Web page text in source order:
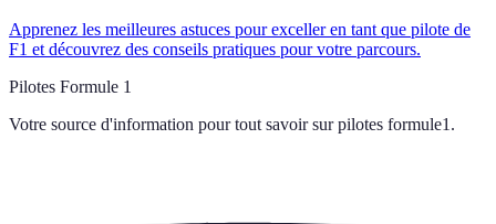
Apprenez les meilleures astuces pour exceller en tant que pilote de
F1 et découvrez des conseils pratiques pour votre parcours.
Pilotes Formule 1
Votre source d'information pour tout savoir sur pilotes formule1 .